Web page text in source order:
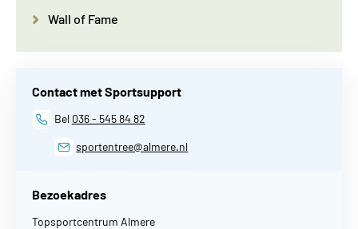
Wall of Fame
Contact met Sportsupport
Bel 036 - 545 84 82
sportentree@almere.nl
Bezoekadres
Topsportcentrum Almere